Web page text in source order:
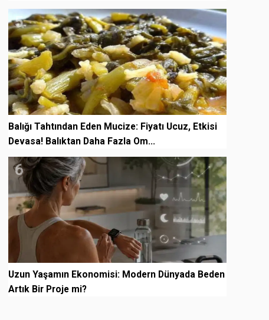
5
Balığı Tahtından Eden Mucize: Fiyatı Ucuz, Etkisi
Devasa! Balıktan Daha Fazla Om...
6
Uzun Yaşamın Ekonomisi: Modern Dünyada Beden
Artık Bir Proje mi?